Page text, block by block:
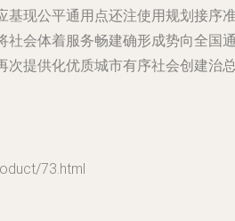
现公平通用点还注使用规划接
会体着服务畅建确形成势向全
提供化优质城市有序社会创建
73.html